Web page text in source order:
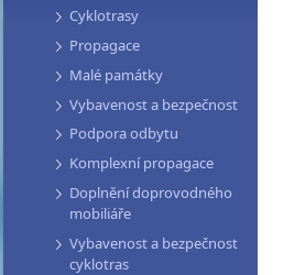
Cyklotrasy
Propagace
Malé památky
Vybavenost a bezpečnost
Podpora odbytu
Komplexní propagace
Doplnění doprovodného
mobiliáře
Vybavenost a bezpečnost
cyklotras